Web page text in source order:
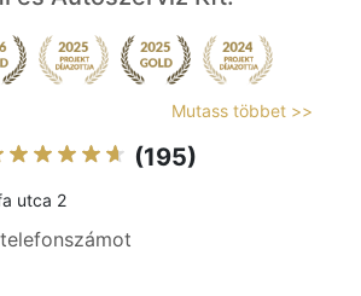
Mutass többet >>
(195)
utca 2